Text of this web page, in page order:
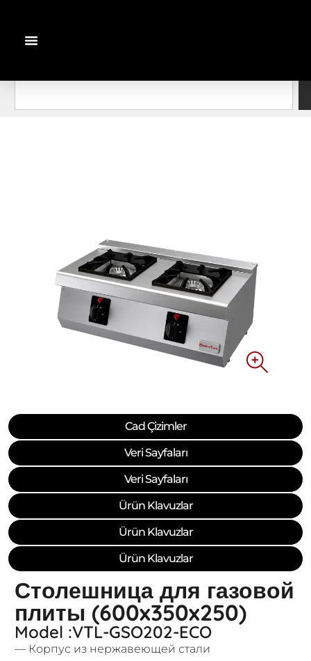
Столешница для газовой
плиты (600x350x250)
Model :VTL-GSO202-ECO
— Корпус из нержавеющей стали
Cad Çizimler
Veri Sayfaları
Veri Sayfaları
Ürün Klavuzlar
Ürün Klavuzlar
Ürün Klavuzlar